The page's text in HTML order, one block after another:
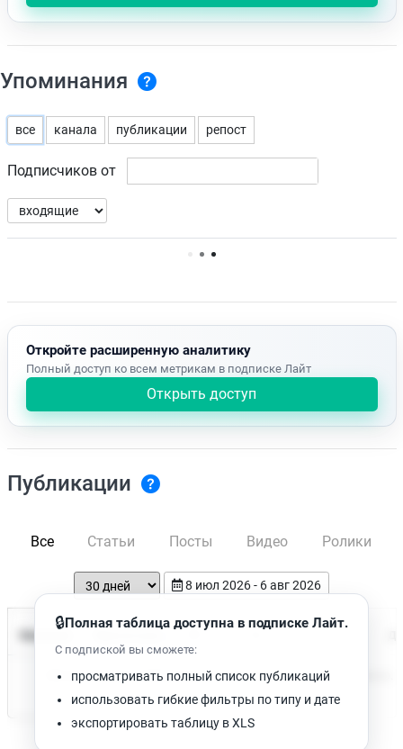
Упоминания
все канала публикации репост
Подписчиков от
Нет доступных упоминаний.
Откройте расширенную аналитику
Полный доступ ко всем метрикам в подписке Лайт
Открыть доступ
Публикации
Все Статьи Посты Видео Ролики
8 июл 2026 - 6 авг 2026
Время чтения
Нет доступных публикаций. Попробуйте изменить фильтр.
🔒Полная таблица доступна в подписке Лайт.
С подпиской вы сможете:
просматривать полный список публикаций
использовать гибкие фильтры по типу и дате
экспортировать таблицу в XLS